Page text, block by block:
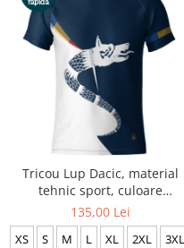
Tricou Lup Dacic, material
tehnic sport, culoare
bleumarin, CS16
135,00 Lei
XS S M L XL 2XL 3XL